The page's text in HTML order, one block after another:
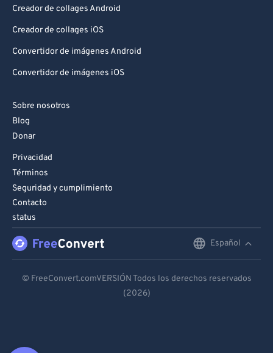
Creador de collages Android
Creador de collages iOS
Convertidor de imágenes Android
Convertidor de imágenes iOS
Sobre nosotros
Blog
Donar
Privacidad
Términos
Seguridad y cumplimiento
Contacto
status
Español
Español
© FreeConvert.comVERSIÓN Todos los derechos reservados
(2026)